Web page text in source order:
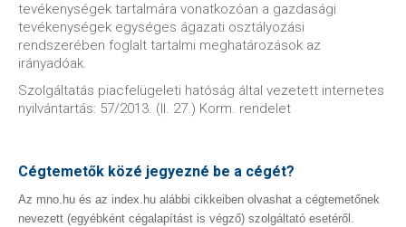
tevékenységek tartalmára vonatkozóan a gazdasági
tevékenységek egységes ágazati osztályozási
rendszerében foglalt tartalmi meghatározások az
irányadóak.
Szolgáltatás piacfelügeleti hatóság által vezetett internetes
nyilvántartás: 57/2013. (II. 27.) Korm. rendelet
Cégtemetők közé jegyezné be a cégét?
Az mno.hu és az index.hu alábbi cikkeiben olvashat a cégtemetőnek
nevezett (egyébként cégalapítást is végző) szolgáltató esetéről.